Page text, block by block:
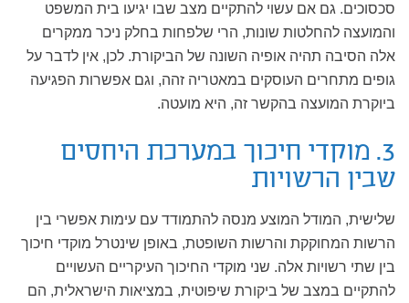
סכסוכים. גם אם עשוי להתקיים מצב שבו יגיעו בית המשפט
והמועצה להחלטות שונות, הרי שלפחות בחלק ניכר ממקרים
אלה הסיבה תהיה אופיה השונה של הביקורת. לכן, אין לדבר על
גופים מתחרים העוסקים במאטריה זהה, וגם אפשרות הפגיעה
ביוקרת המועצה בהקשר זה, היא מועטה.
3. מוקדי חיכוך במערכת היחסים
שבין הרשויות
שלישית, המודל המוצע מנסה להתמודד עם עימות אפשרי בין
הרשות המחוקקת והרשות השופטת, באופן שינטרל מוקדי חיכוך
בין שתי רשויות אלה. שני מוקדי החיכוך העיקריים העשויים
להתקיים במצב של ביקורת שיפוטית, במציאות הישראלית, הם